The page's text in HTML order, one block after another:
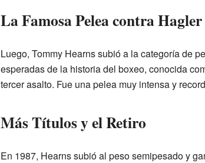
La Famosa Pelea contra Hagler
Luego, Tommy Hearns subió a la categoría de
esperadas de la historia del boxeo, conocida
tercer asalto. Fue una pelea muy intensa y
Más Títulos y el Retiro
En 1987, Hearns subió al peso semipesado y